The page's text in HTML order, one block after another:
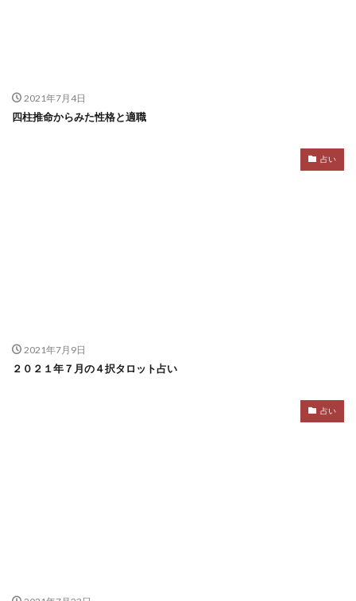
2021年7月4日
四柱推命からみた性格と適職
占い
2021年7月9日
２０２１年７月の４択タロット占い
占い